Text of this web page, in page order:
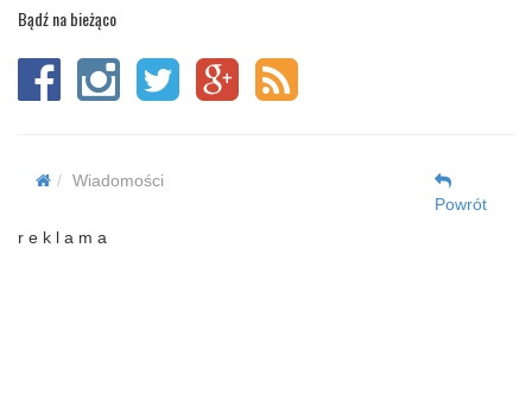
Bądź na bieżąco
Wiadomości
Powrót
r e k l a m a